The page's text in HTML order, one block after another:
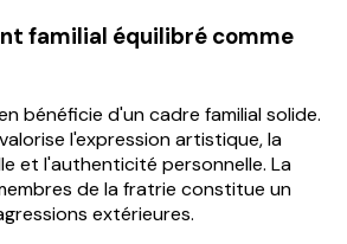
familial équilibré comme
bénéficie d'un cadre familial solide.
l'expression artistique, la
et l'authenticité personnelle. La
de la fratrie constitue un
extérieures.